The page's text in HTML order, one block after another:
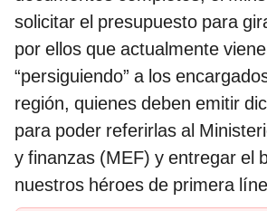
solicitar el presupuesto para
por ellos que actualmente
“persiguiendo” a los
región, quienes deben emitir
para poder referirlas al
y finanzas (MEF) y entregar el
nuestros héroes de primera